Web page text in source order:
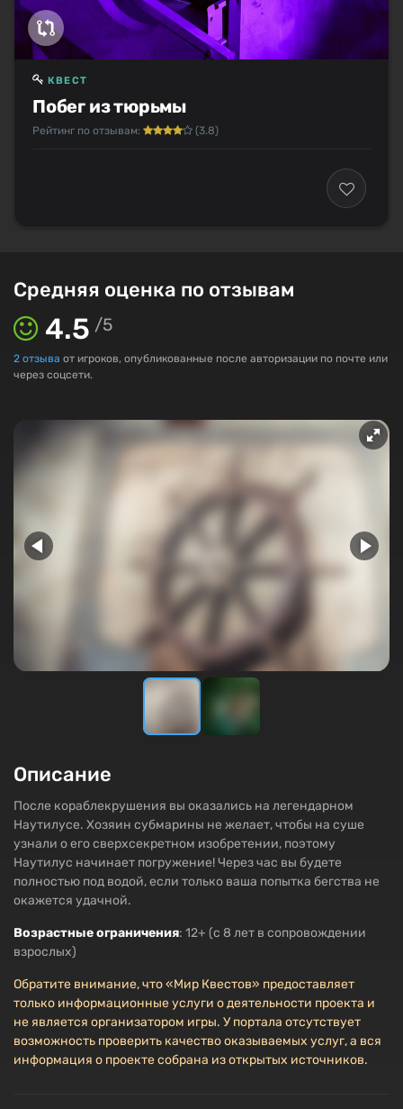
Побег из тюрьмы
КВЕСТ
Рейтинг по отзывам: (3.8)
Средняя оценка по отзывам
4.5 /5
2 отзыва от игроков, опубликованные после авторизации по почте или
через соцсети.
Описание
После кораблекрушения вы оказались на легендарном
Наутилусе. Хозяин субмарины не желает, чтобы на суше
узнали о его сверхсекретном изобретении, поэтому
Наутилус начинает погружение! Через час вы будете
полностью под водой, если только ваша попытка бегства не
окажется удачной.
Возрастные ограничения: 12+ (с 8 лет в сопровождении
взрослых)
Обратите внимание, что «Мир Квестов» предоставляет
только информационные услуги о деятельности проекта и
не является организатором игры. У портала отсутствует
возможность проверить качество оказываемых услуг, а вся
информация о проекте собрана из открытых источников.